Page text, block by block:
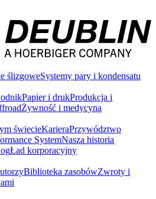
ślizgoweSystemy pary i kondensatu
Papier i drukProdukcja i
Żywność i medycyna
świecieKarieraPrzywództwo
SystemNasza historia
Ład korporacyjny
Biblioteka zasobówZwroty i